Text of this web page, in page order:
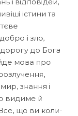
істини та
і зло,
дорогу до Бога
мова про
знання і
видиме й
що ви коли-